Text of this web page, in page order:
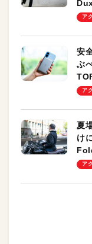
のア
安
ぶ
ーア
夏
け
却ア